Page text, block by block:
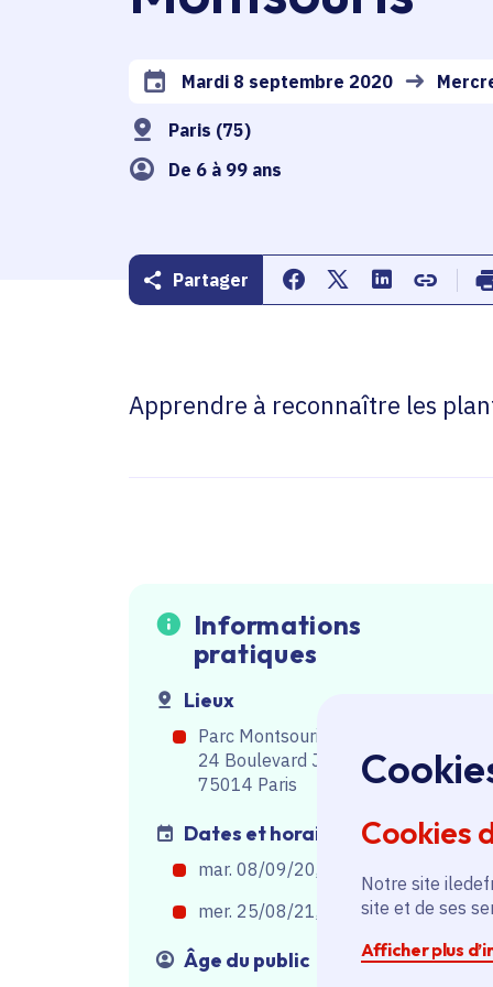
Cookies
Notre site
site et de ses
Afficher plus
Date de l'arrêté
Mardi 8 septembre 2020
Paris (75)
De 6 à 99 ans
Partager Partager sur Facebook
Partager sur
Partager sur
Copier
Apprendre à reconnaître les
Informations
pratiques
Lieux
Parc Montsouris
24 Boulevard Jourdan
75014 Paris
Dates et horaires
mar. 08/09/20, de 16h30
mer. 25/08/21, de 18h00à20h00
Âge du public